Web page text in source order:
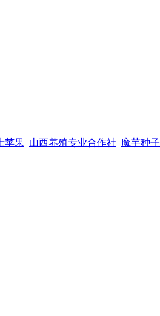
苹果 山西养殖专业合作社 魔芋种子